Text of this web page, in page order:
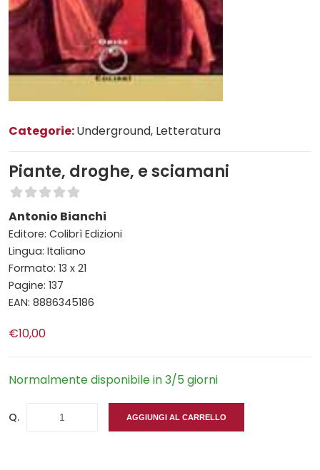
Categorie:Underground, Letteratura
Piante, droghe, e sciamani
Antonio Bianchi
Editore: Colibrì Edizioni
Lingua: Italiano
Formato: 13 x 21
Pagine: 137
EAN: 8886345186
€10,00
Normalmente disponibile in 3/5 giorni
Q. AGGIUNGI AL CARRELLO